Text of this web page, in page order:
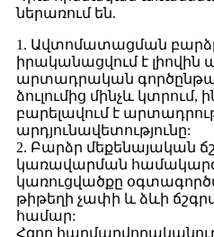
ներառում են.
1. Ավտոմատացման
իրականացվում է
արտադրական
ձուլումից մինչև կտրում,
բարելավում է
արդյունավետությունը:
2. Բարձր մեքենայական
կառավարման
կառուցվածքը
թիթեղի չափի և ձևի
համար:
Հզոր